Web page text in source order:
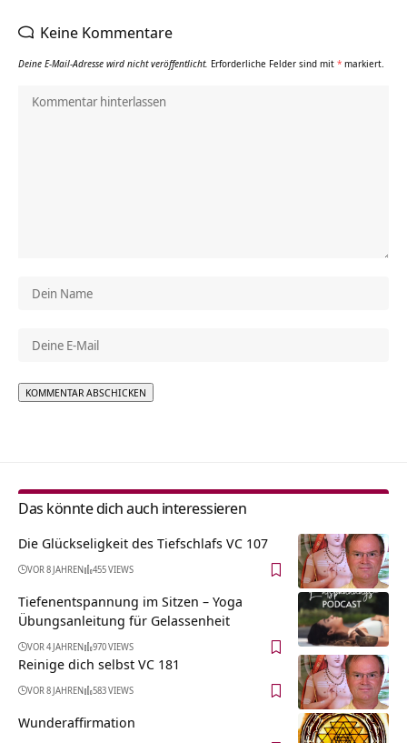
Keine Kommentare
Deine E-Mail-Adresse wird nicht veröffentlicht. Erforderliche Felder sind mit * markiert.
Das könnte dich auch interessieren
Die Glückseligkeit des Tiefschlafs VC 107
VOR 8 JAHREN 455 VIEWS
Tiefenentspannung im Sitzen – Yoga
Übungsanleitung für Gelassenheit
VOR 4 JAHREN 970 VIEWS
Reinige dich selbst VC 181
VOR 8 JAHREN 583 VIEWS
Wunderaffirmation